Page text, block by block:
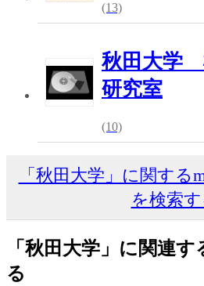
(13)
秋田大学
研究室
(10)
「秋田大学」に関する
を検索す
「秋田大学」に関連
る